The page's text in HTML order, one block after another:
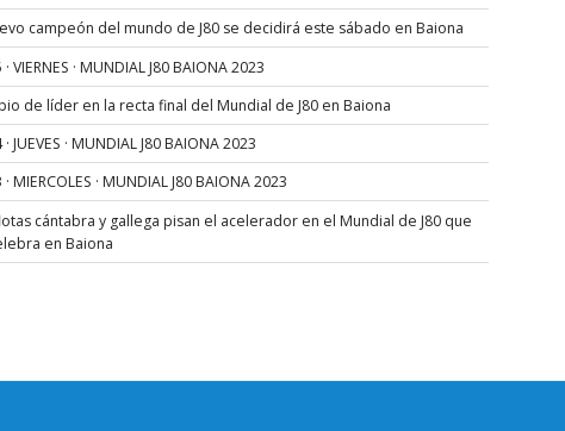
campeón del mundo de J80 se decidirá este sábado en Baiona
· VIERNES · MUNDIAL J80 BAIONA 2023
de líder en la recta final del Mundial de J80 en Baiona
· JUEVES · MUNDIAL J80 BAIONA 2023
· MIERCOLES · MUNDIAL J80 BAIONA 2023
cántabra y gallega pisan el acelerador en el Mundial de J80 que
en Baiona